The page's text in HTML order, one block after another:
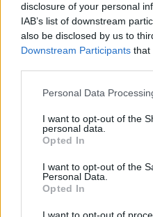
disclosure of your personal
IAB’s list of downstream
also be disclosed by us to
Downstream Participants that
Please note that this
not limited to your visit or
grant or deny consent to
use your data for below
consent section.
Personal Data
I want to opt-out of the
personal data.
Opted In
I want to opt-out of the
Personal Data.
Opted In
kiadványoktól és üdítő
váltás.